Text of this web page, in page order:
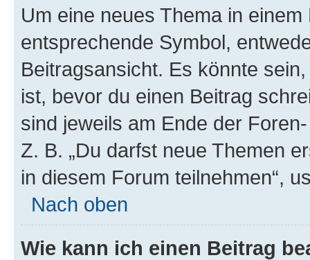
Um eine neues Thema in
entsprechende Symbol,
Beitragsansicht. Es könnte
ist, bevor du einen Beitrag
sind jeweils am Ende der
Z. B. „Du darfst neue Themen
in diesem Forum teilnehmen“,
Nach oben
Wie kann ich einen Beitrag